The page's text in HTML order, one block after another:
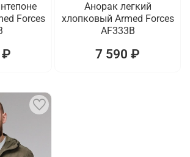
Forces
₽
Анорак легкий
хлопковый Armed Forces
AF333B
7 590 ₽